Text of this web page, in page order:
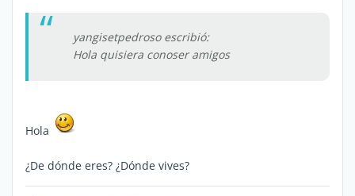
yangisetpedroso escribió:
Hola quisiera conoser amigos
Hola
¿De dónde eres? ¿Dónde vives?